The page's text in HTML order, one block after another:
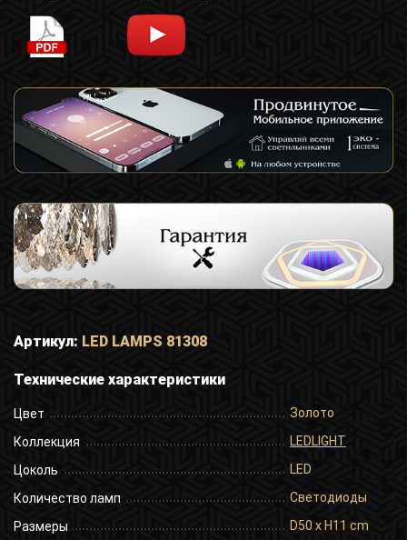
Артикул: LED LAMPS 81308
Технические характеристики
Цвет Золото
Коллекция LEDLIGHT
Цоколь LED
Количество ламп Светодиоды
Размеры D50 x H11 cm